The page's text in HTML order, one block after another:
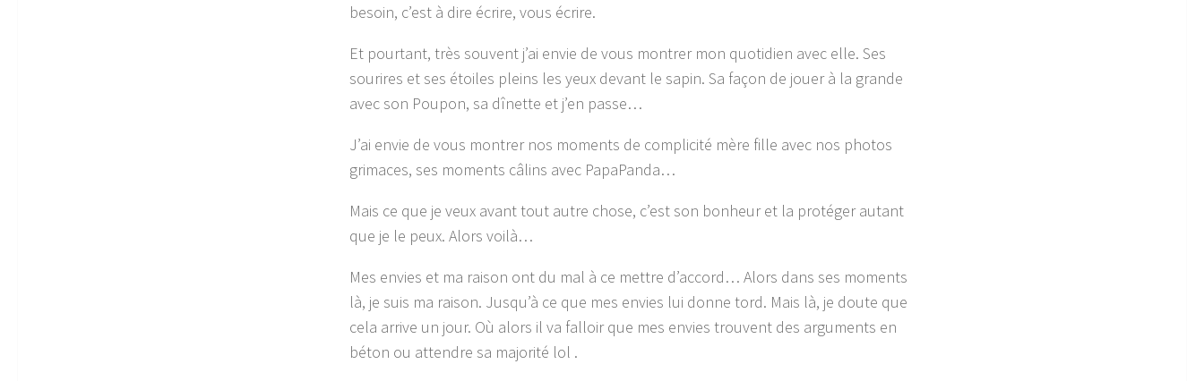
besoin, c’est à dire écrire, vous écrire.
Et pourtant, très souvent j’ai envie de vous montrer mon quotidien avec elle. Ses
sourires et ses étoiles pleins les yeux devant le sapin. Sa façon de jouer à la grande
avec son Poupon, sa dînette et j’en passe…
J’ai envie de vous montrer nos moments de complicité mère fille avec nos photos
grimaces, ses moments câlins avec PapaPanda…
Mais ce que je veux avant tout autre chose, c’est son bonheur et la protéger autant
que je le peux. Alors voilà…
Mes envies et ma raison ont du mal à ce mettre d’accord… Alors dans ses moments
là, je suis ma raison. Jusqu’à ce que mes envies lui donne tord. Mais là, je doute que
cela arrive un jour. Où alors il va falloir que mes envies trouvent des arguments en
béton ou attendre sa majorité lol .